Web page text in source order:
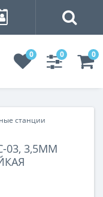
0 0 0
станции
03, 3,5ММ